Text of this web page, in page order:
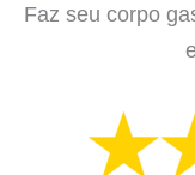
Faz seu corpo